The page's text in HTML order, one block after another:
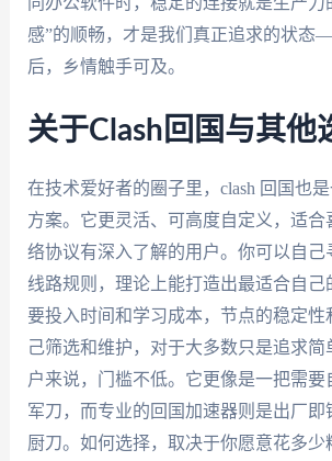
感”的顺畅，才是我们真正追求的状
后，乡情触手可及。
关于Clash回国与其他
在技术爱好者的圈子里，clash 回国也
方案。它更灵活、可高度自定义，适合
络协议有深入了解的用户。你可以自己
线路规则，理论上能打造出最适合自己
要投入时间和学习成本，节点的稳定性
己筛选和维护，对于大多数只是追求简
户来说，门槛不低。它更像是一把需要
军刀，而专业的回国加速器则是出厂即
厨刀。如何选择，取决于你愿意花多少